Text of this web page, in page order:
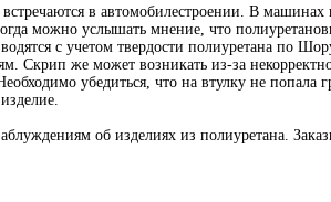
в автомобилестроении. В
можно услышать мнение, что
с учетом твердости полиуретана по
Скрип же может возникать из-за
убедиться, что на втулку не попала
об изделиях из полиуретана.